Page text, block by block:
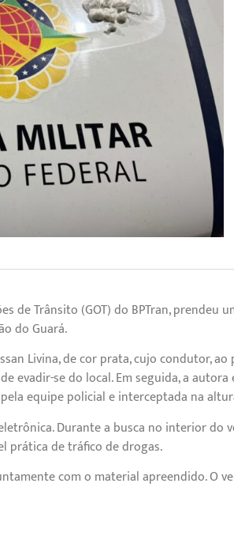
de Trânsito (GOT) do BPTran, prendeu
do Guará.
Livina, de cor prata, cujo condutor, ao
evadir-se do local. Em seguida, a
equipe policial e interceptada na
Durante a busca no interior do
prática de tráfico de drogas.
com o material apreendido. O